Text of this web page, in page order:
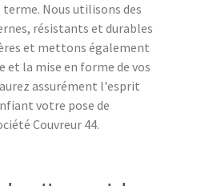
Nous utilisons des
résistants et durables
et mettons également
et la mise en forme de vos
assurément l'esprit
votre pose de
Couvreur 44.